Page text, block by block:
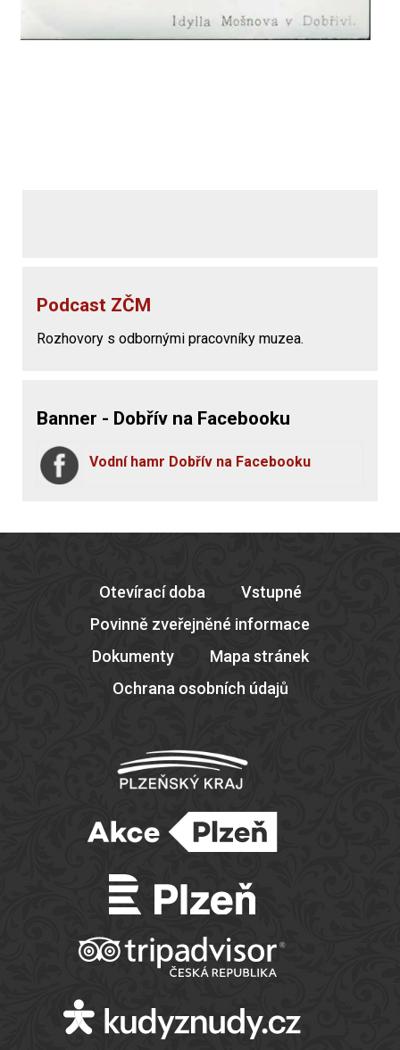
Podcast ZČM
Rozhovory s odbornými pracovníky muzea.
Banner - Dobřív na Facebooku
Vodní hamr Dobřív na Facebooku
Otevírací doba
Vstupné
Povinně zveřejněné informace
Dokumenty
Mapa stránek
Ochrana osobních údajů